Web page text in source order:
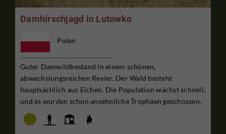
Damhirschjagd in Lutowko
Polen
Guter Damwildbestand in einem schönen,
abwechslungsreichen Revier. Der Wald besteht
hauptsächlich aus Eichen. Die Population wächst schnell,
und es wurden schon ansehnliche Trophäen geschossen.